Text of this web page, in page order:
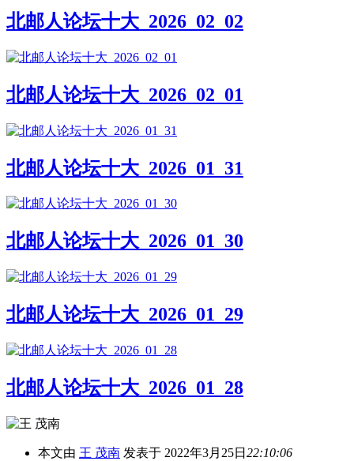
北邮人论坛十大_2026_02_02
北邮人论坛十大_2026_02_01
北邮人论坛十大_2026_01_31
北邮人论坛十大_2026_01_30
北邮人论坛十大_2026_01_29
北邮人论坛十大_2026_01_28
本文由 王 茂南 发表于 2022年3月25日 22:10:06